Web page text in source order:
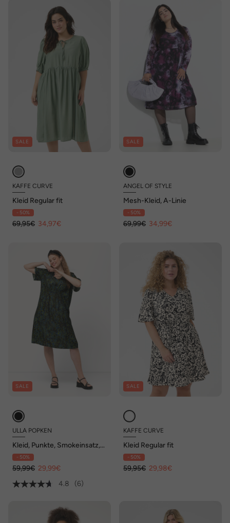
SALE
KAFFE CURVE
Kleid Regular fit
- 50%
69,95€ 34,97€
SALE
ANGEL OF STYLE
Mesh-Kleid, A-Linie
- 50%
69,99€ 34,99€
SALE
ULLA POPKEN
Kleid, Punkte, Smokeinsatz,
V-Ausschnitt, Halbarm
- 50%
59,99€ 29,99€
4.8
(6)
SALE
KAFFE CURVE
Kleid Regular fit
- 50%
59,95€ 29,98€